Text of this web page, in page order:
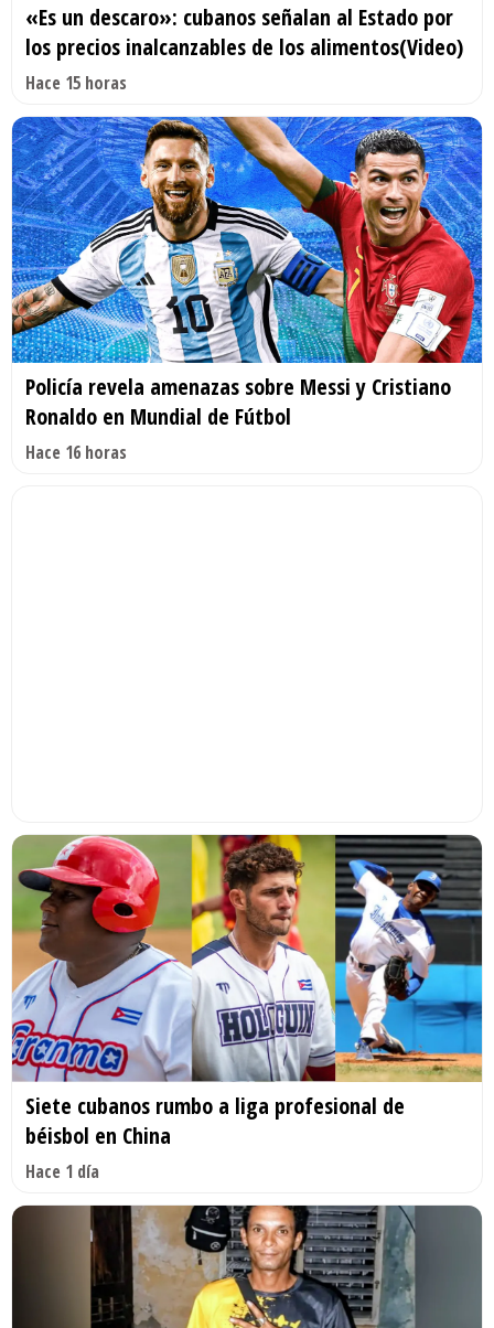
«Es un descaro»: cubanos señalan al Estado por
los precios inalcanzables de los alimentos(Video)
Hace 15 horas
Policía revela amenazas sobre Messi y Cristiano
Ronaldo en Mundial de Fútbol
Hace 16 horas
Siete cubanos rumbo a liga profesional de
béisbol en China
Hace 1 día